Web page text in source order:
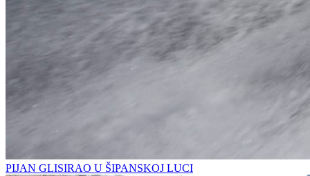
PIJAN GLISIRAO U ŠIPANSKOJ LUCI